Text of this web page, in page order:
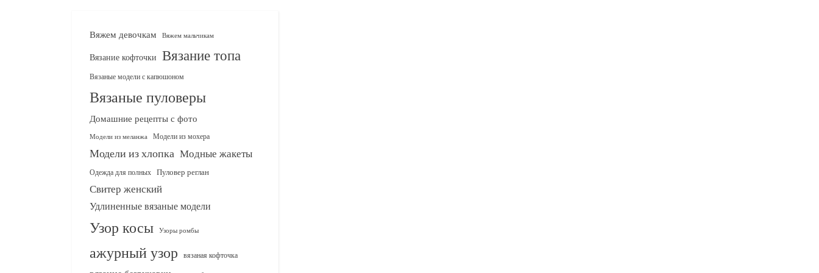
Вяжем девочкам Вяжем мальчикам
Вязание кофточки Вязание топа
Вязаные модели с капюшоном
Вязаные пуловеры
Домашние рецепты с фото
Модели из меланжа Модели из мохера
Модели из хлопка Модные жакеты
Одежда для полных Пуловер реглан
Свитер женский
Удлиненные вязаные модели
Узор косы Узоры ромбы
ажурный узор вязаная кофточка